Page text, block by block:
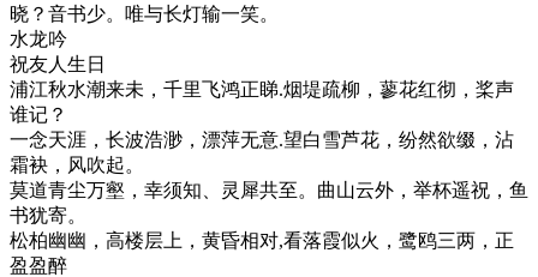
晓？音书少。唯与长灯输一笑。
水龙吟
祝友人生日
浦江秋水潮来未，千里飞鸿正睇.烟堤疏柳，蓼花红彻，桨声
谁记？
一念天涯，长波浩渺，漂萍无意.望白雪芦花，纷然欲缀，沾
霜袂，风吹起。
莫道青尘万壑，幸须知、灵犀共至。曲山云外，举杯遥祝，鱼
书犹寄。
松柏幽幽，高楼层上，黄昏相对,看落霞似火，鹭鸥三两，正
盈盈醉